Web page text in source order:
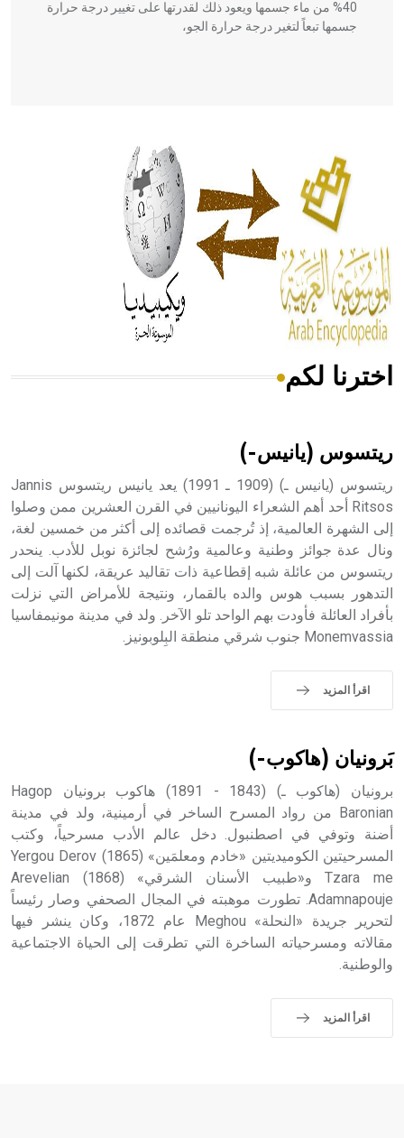
40% من ماء جسمها ويعود ذلك لقدرتها على تغيير درجة حرارة
جسمها تبعاً لتغير درجة حرارة الجو،
الحكم، الأدلة، تنظيم التغذية، ورسالته في جروح الرأس. ويعود
له الفضل بأنه حرر الطب من الدين والفلسفة.
- هل تعلم أن المرجان إفراز حيواني يتكون في البحر ويتركب
من مادة كربونات الكلسيوم، وهو أحمر أو شديد الحمرة وهو
أجود أنواعه، ويمتاز بكبر الحجم ويسمى الش
هل تعلم أن الأبسيد كلمة فرنسية اللفظ تم اعتمادها مصطلحاً
- هل تعلم أن أبجر Abgar اسم معروف جيداً يعود إلى عدد من
الملوك الذين حكموا مدينة إديسا (الرها) من أبجر الأول وحتى
التاسع، وهم ينتسبون إلى أسرة أوسروين
sign تكتب منفصلة غير متصلة، وتعتمد المبدأ الأكوروفوني،
اخترنا لكم
ريتسوس (يانيس-)
ريتسوس (يانيس ـ) (1909 ـ 1991) يعد يانيس ريتسوس Jannis
Ritsos أحد أهم الشعراء اليونانيين في القرن العشرين ممن وصلوا
إلى الشهرة العالمية، إذ تُرجمت قصائده إلى أكثر من خمسين لغة،
ونال عدة جوائز وطنية وعالمية ورُشح لجائزة نوبل للأدب. ينحدر
ريتسوس من عائلة شبه إقطاعية ذات تقاليد عريقة، لكنها آلت إلى
التدهور بسبب هوس والده بالقمار، ونتيجة للأمراض التي نزلت
بأفراد العائلة فأودت بهم الواحد تلو الآخر. ولد في مدينة مونيمفاسيا
Monemvassia جنوب شرقي منطقة البِلوبونيز.
اقرأ المزيد
بَرونيان (هاكوب-)
برونيان (هاكوب ـ) (1843 - 1891) هاكوب برونيان Hagop
Baronian من رواد المسرح الساخر في أرمينية، ولد في مدينة
أضنة وتوفي في اصطنبول. دخل عالم الأدب مسرحياً، وكتب
المسرحيتين الكوميديتين «خادم ومعلمَين» (1865) Yergou Derov
Tzara me و«طبيب الأسنان الشرقي» (1868) Arevelian
Adamnapouje. تطورت موهبته في المجال الصحفي وصار رئيساً
لتحرير جريدة «النحلة» Meghou عام 1872، وكان ينشر فيها
مقالاته ومسرحياته الساخرة التي تطرقت إلى الحياة الاجتماعية
والوطنية.
اقرأ المزيد